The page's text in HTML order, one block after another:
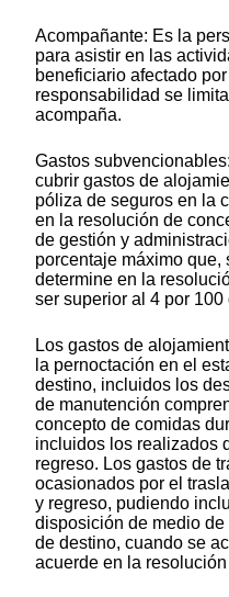
Acompañante: Es la
para asistir en las
beneficiario afectado
responsabilidad se
acompaña.
Gastos
cubrir gastos de
póliza de seguros en la
en la resolución de
de gestión y
porcentaje máximo
determine en la
ser superior al 4 por 100
Los gastos de
la pernoctación en el
destino, incluidos los
de manutención
concepto de comidas
incluidos los realizados
regreso. Los gastos de
ocasionados por el
y regreso, pudiendo
disposición de medio
de destino, cuando se
acuerde en la